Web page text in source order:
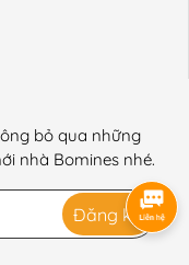
bỏ qua những
nhà Bomines nhé.
Đăng ký